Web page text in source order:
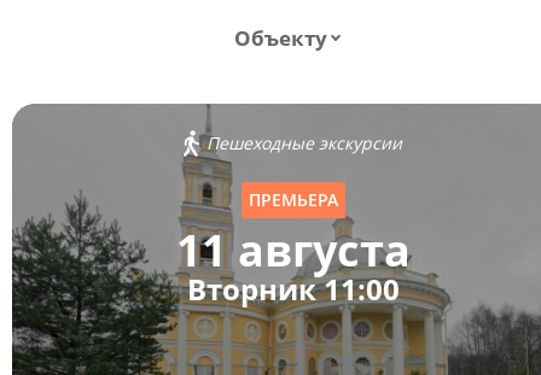
Объекту
Пешеходные экскурсии
ПРЕМЬЕРА
11 августа
Вторник 11:00